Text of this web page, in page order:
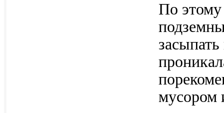
По этому
мусором